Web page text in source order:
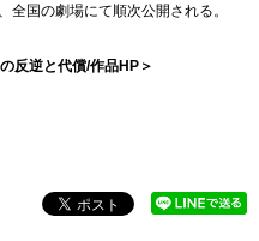
全国の劇場にて順次公開される。
反逆と代償/作品HP＞